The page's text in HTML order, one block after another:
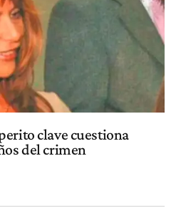
clave cuestiona
del crimen